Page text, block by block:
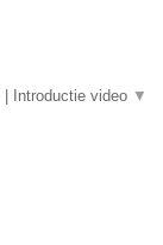
Introductie video ▼